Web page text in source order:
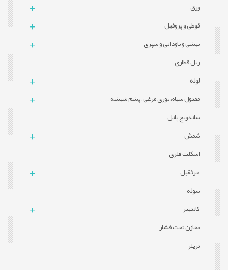
ورق
قوطی و پروفيل
نبشی و ناودانی و سپری
ریل قطاری
لوله
مفتول سیاه، توری مرغی، پشم شیشه
ساندویچ پانل
شمش
اسکلت فلزی
جرثقیل
سوله
کانتینر
مخازن تحت فشار
تریلر